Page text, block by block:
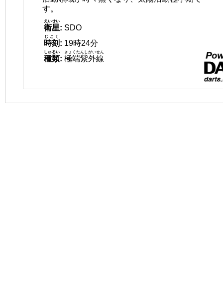
す。
衛星
えいせい
: SDO
時刻
じこく
: 19時24分
種類
しゅるい
: 極端紫外線
きょくたんしがいせん